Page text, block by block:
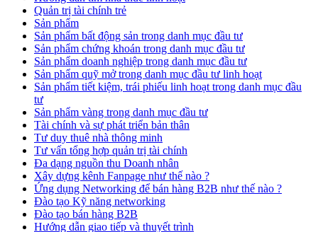
Quản trị tài chính trẻ
Sản phẩm
Sản phẩm bất động sản trong danh mục đầu tư
Sản phẩm chứng khoán trong danh mục đầu tư
Sản phẩm doanh nghiệp trong danh mục đầu tư
Sản phẩm quỹ mở trong danh mục đầu tư linh hoạt
Sản phẩm tiết kiệm, trái phiếu linh hoạt trong danh mục đầu
tư
Sản phẩm vàng trong danh mục đầu tư
Tài chính và sự phát triển bản thân
Tư duy thuê nhà thông minh
Tư vấn tổng hợp quản trị tài chính
Đa dạng nguồn thu Doanh nhân
Xây dựng kênh Fanpage như thế nào ?
Ứng dụng Networking để bán hàng B2B như thế nào ?
Đào tạo Kỹ năng networking
Đào tạo bán hàng B2B
Hướng dẫn giao tiếp và thuyết trình